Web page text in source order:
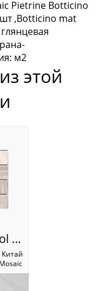
Porcelian
Pietrine Botticino
,Botticino mat
м2
этой
Travertino Silver pol Мозаика Caramelle mosaica Pietrine
Китай